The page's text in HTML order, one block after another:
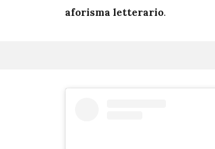
aforisma letterario.